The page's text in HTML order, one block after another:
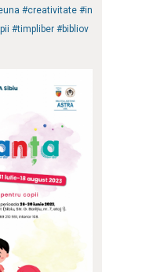
#creativitate #in
#timpliber #bibliov